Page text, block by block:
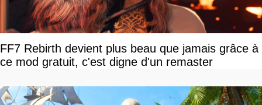
FF7 Rebirth devient plus beau que jamais grâce à
ce mod gratuit, c'est digne d'un remaster